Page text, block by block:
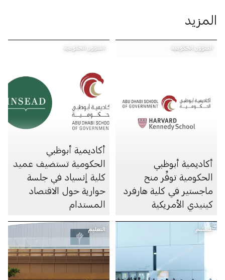
المزيد
الشؤون الحكومية
أكاديمية أبوظبي
الحكومية توفِّر منح
ماجستير في كلية هارفرد
كينيدي الأمريكية
الشؤون الحكومية
أكاديمية أبوظبي
الحكومية تستضيف عميد
كلية إنسياد في جلسة
حوارية حول الاقتصاد
المستدام
التعليم التعليم